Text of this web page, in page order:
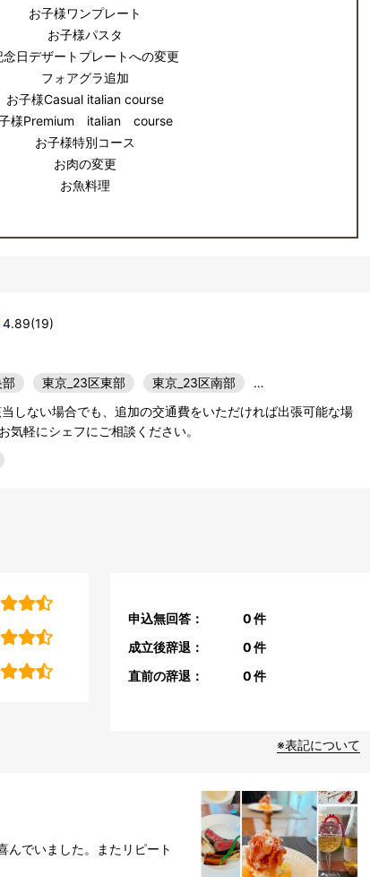
お子様ワンプレート
お子様パスタ
念日デザートプレートへの変更
フォアグラ追加
お子様Casual italian course
様Premium italian course
お子様特別コース
お肉の変更
お魚料理
4.89(19)
部 東京_23区東部 東京_23区南部
…
しない場合でも、追加の交通費をいただければ出張可能な場
気軽にシェフにご相談ください。
申込無回答： 0件
成立後辞退：
0件
直前の辞退：
0件
※表記について
んでいました。またリピート